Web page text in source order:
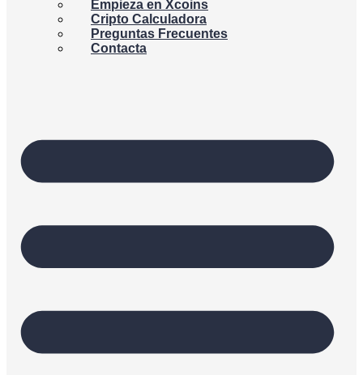
Empieza en Xcoins
Cripto Calculadora
Preguntas Frecuentes
Contacta